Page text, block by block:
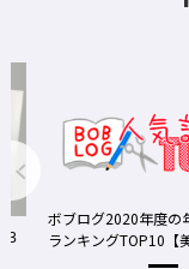
の年間人気記事
【美容師向けWe
美